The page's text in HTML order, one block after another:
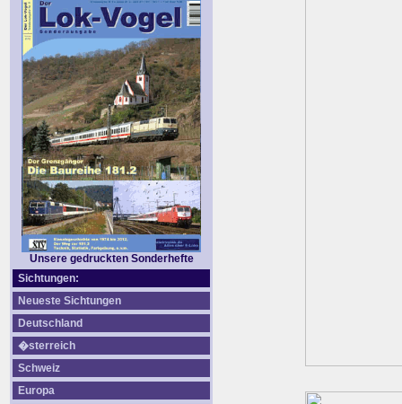
Unsere gedruckten Sonderhefte
Sichtungen:
Neueste Sichtungen
Deutschland
�sterreich
Schweiz
Europa